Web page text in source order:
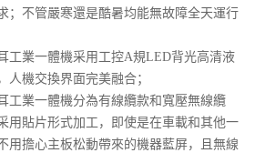
；不管嚴寒還是酷暑均能無故障全天運行
工業一體機采用工控A規LED背光高清液
人機交換界面完美融合；
工業一體機分為有線纜款和寬壓無線纜
用貼片形式加工，即使是在車載和其他一
用擔心主板松動帶來的機器藍屏，且無線